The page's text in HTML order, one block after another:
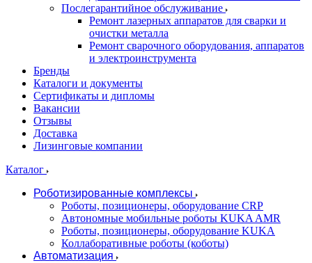
Послегарантийное обслуживание
Ремонт лазерных аппаратов для сварки и
очистки металла
Ремонт сварочного оборудования, аппаратов
и электроинструмента
Бренды
Каталоги и документы
Сертификаты и дипломы
Вакансии
Отзывы
Доставка
Лизинговые компании
Каталог
Роботизированные комплексы
Роботы, позиционеры, оборудование CRP
Автономные мобильные роботы KUKA AMR
Роботы, позиционеры, оборудование KUKA
Коллаборативные роботы (коботы)
Автоматизация